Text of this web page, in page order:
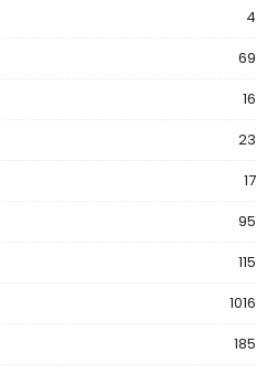
4
69
16
23
17
95
115
1016
185